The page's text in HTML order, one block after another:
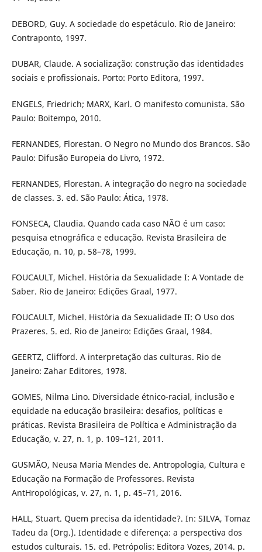
DEBORD, Guy. A sociedade do espetáculo. Rio de Janeiro:
Contraponto, 1997.
DUBAR, Claude. A socialização: construção das identidades
sociais e profissionais. Porto: Porto Editora, 1997.
ENGELS, Friedrich; MARX, Karl. O manifesto comunista. São
Paulo: Boitempo, 2010.
FERNANDES, Florestan. O Negro no Mundo dos Brancos. São
Paulo: Difusão Europeia do Livro, 1972.
FERNANDES, Florestan. A integração do negro na sociedade
de classes. 3. ed. São Paulo: Ática, 1978.
FONSECA, Claudia. Quando cada caso NÃO é um caso:
pesquisa etnográfica e educação. Revista Brasileira de
Educação, n. 10, p. 58–78, 1999.
FOUCAULT, Michel. História da Sexualidade I: A Vontade de
Saber. Rio de Janeiro: Edições Graal, 1977.
FOUCAULT, Michel. História da Sexualidade II: O Uso dos
Prazeres. 5. ed. Rio de Janeiro: Edições Graal, 1984.
GEERTZ, Clifford. A interpretação das culturas. Rio de
Janeiro: Zahar Editores, 1978.
GOMES, Nilma Lino. Diversidade étnico-racial, inclusão e
equidade na educação brasileira: desafios, políticas e
práticas. Revista Brasileira de Política e Administração da
Educação, v. 27, n. 1, p. 109–121, 2011.
GUSMÃO, Neusa Maria Mendes de. Antropologia, Cultura e
Educação na Formação de Professores. Revista
AntHropológicas, v. 27, n. 1, p. 45–71, 2016.
HALL, Stuart. Quem precisa da identidade?. In: SILVA, Tomaz
Tadeu da (Org.). Identidade e diferença: a perspectiva dos
estudos culturais. 15. ed. Petrópolis: Editora Vozes, 2014. p.